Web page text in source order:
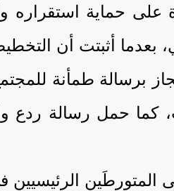
على حماية
بعدما أثبتت أن
برسالة طمأنة
كما حمل رسالة
الرئيسيين